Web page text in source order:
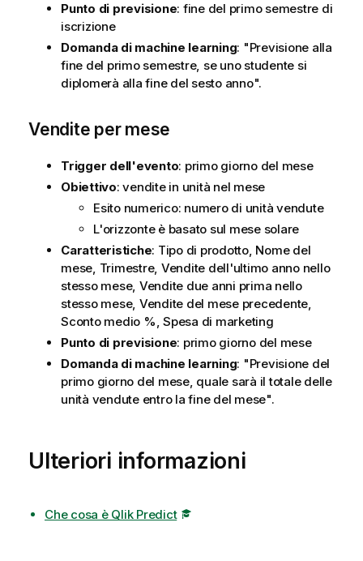
Punto di previsione: fine del primo semestre di
iscrizione
Domanda di machine learning: "Previsione alla
fine del primo semestre, se uno studente si
diplomerà alla fine del sesto anno".
Vendite per mese
Trigger dell'evento: primo giorno del mese
Obiettivo: vendite in unità nel mese
Esito numerico: numero di unità vendute
L'orizzonte è basato sul mese solare
Caratteristiche: Tipo di prodotto, Nome del
mese, Trimestre, Vendite dell'ultimo anno nello
stesso mese, Vendite due anni prima nello
stesso mese, Vendite del mese precedente,
Sconto medio %, Spesa di marketing
Punto di previsione: primo giorno del mese
Domanda di machine learning: "Previsione del
primo giorno del mese, quale sarà il totale delle
unità vendute entro la fine del mese".
Ulteriori informazioni
Che cosa è Qlik Predict